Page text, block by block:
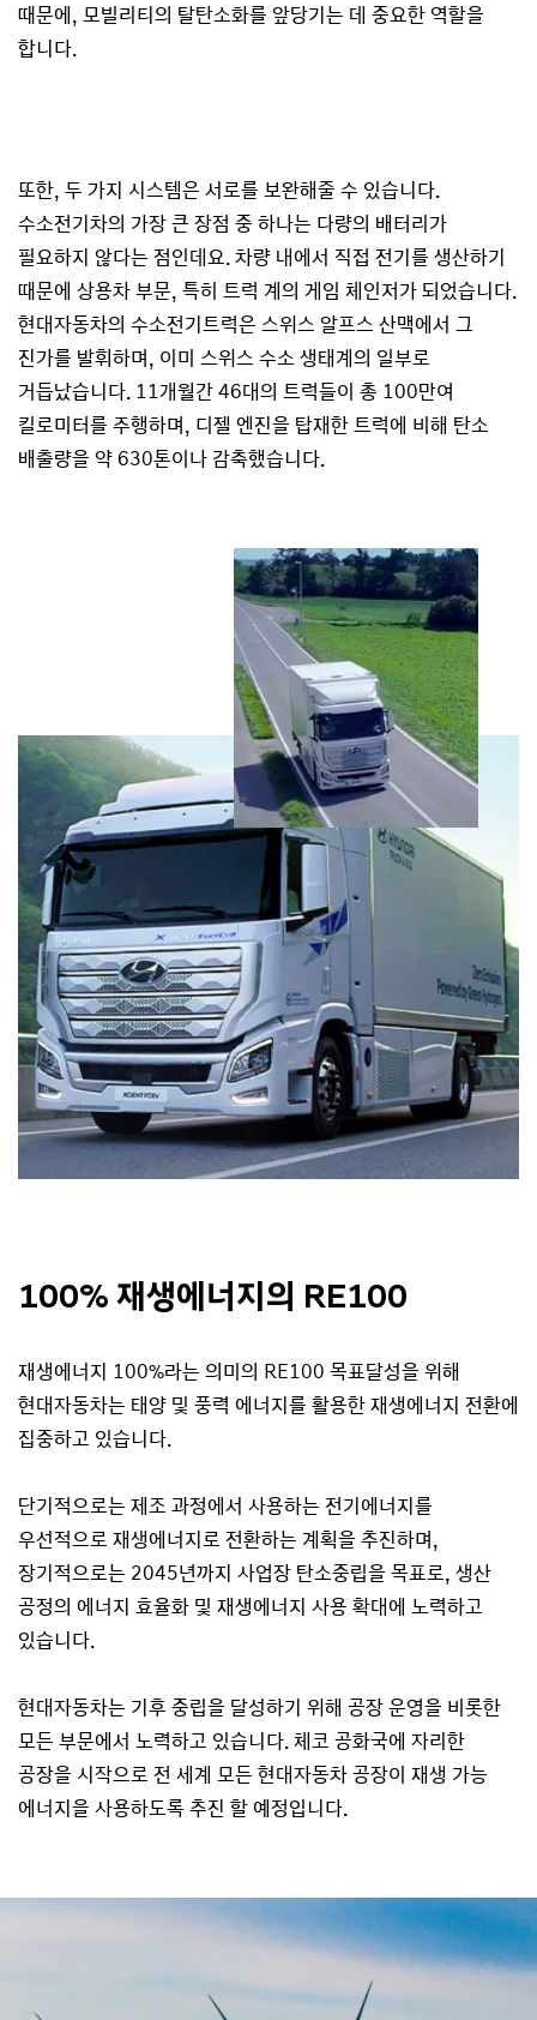
때문에, 모빌리티의 탈탄소화를 앞당기는 데 중요한 역할을
합니다.
또한, 두 가지 시스템은 서로를 보완해줄 수 있습니다.
수소전기차의 가장 큰 장점 중 하나는 다량의 배터리가
필요하지 않다는 점인데요. 차량 내에서 직접 전기를 생산하기
때문에 상용차 부문, 특히 트럭 계의 게임 체인저가 되었습니다.
현대자동차의 수소전기트럭은 스위스 알프스 산맥에서 그
진가를 발휘하며, 이미 스위스 수소 생태계의 일부로
거듭났습니다. 11개월간 46대의 트럭들이 총 100만여
킬로미터를 주행하며, 디젤 엔진을 탑재한 트럭에 비해 탄소
배출량을 약 630톤이나 감축했습니다.
100% 재생에너지의 RE100
재생에너지 100%라는 의미의 RE100 목표달성을 위해
현대자동차는 태양 및 풍력 에너지를 활용한 재생에너지 전환에
집중하고 있습니다.
단기적으로는 제조 과정에서 사용하는 전기에너지를
우선적으로 재생에너지로 전환하는 계획을 추진하며,
장기적으로는 2045년까지 사업장 탄소중립을 목표로, 생산
공정의 에너지 효율화 및 재생에너지 사용 확대에 노력하고
있습니다.
현대자동차는 기후 중립을 달성하기 위해 공장 운영을 비롯한
모든 부문에서 노력하고 있습니다. 체코 공화국에 자리한
공장을 시작으로 전 세계 모든 현대자동차 공장이 재생 가능
에너지을 사용하도록 추진 할 예정입니다.